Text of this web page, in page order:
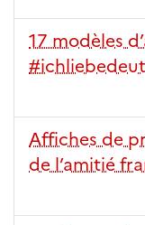
17 modèles
Affiches de
de l’amitié